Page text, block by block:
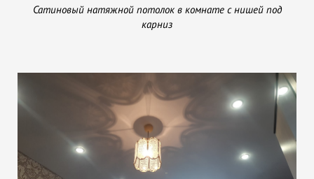
Сатиновый натяжной потолок в комнате с нишей под
карниз